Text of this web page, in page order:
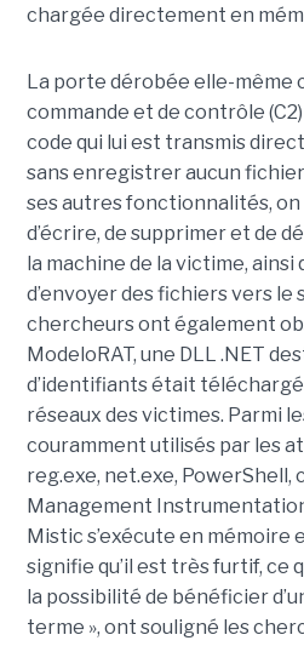
chargée directement en
La porte dérobée elle-même
commande et de contrôle
code qui lui est transmis
sans enregistrer aucun fichier
ses autres fonctionnalités,
d’écrire, de supprimer et de
la machine de la victime,
d’envoyer des fichiers vers le
chercheurs ont également
ModeloRAT, une DLL .NET
d’identifiants était
réseaux des victimes. Parmi
couramment utilisés par les
reg.exe, net.exe,
Management
Mistic s’exécute en
signifie qu’il est très furtif, ce
la possibilité de bénéficier
terme », ont souligné les